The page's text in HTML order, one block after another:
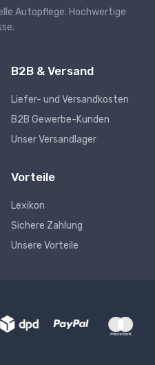
Autopflege. Hochwertige
B2B & Versand
Liefer- und Versandkosten
B2B Gewerbe-Kunden
Unser Versandlager
Vorteile
Lexikon
Sichere Zahlung
Unsere Vorteile